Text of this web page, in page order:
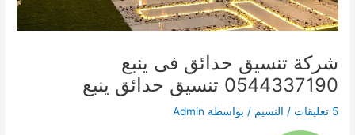
شركة تنسيق حدائق فى ينبع
0544337190 تنسيق حدائق ينبع
5 تعليقات / النسيم / بواسطة Admin